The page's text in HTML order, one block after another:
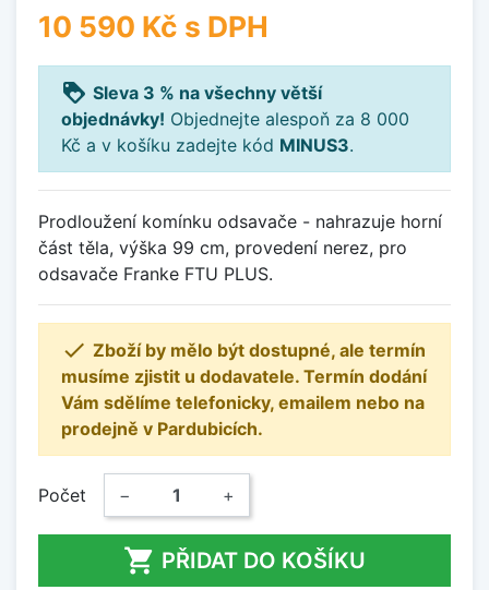
10 590 Kč s DPH
loyalty Sleva 3 % na všechny větší
objednávky! Objednejte alespoň za 8 000
Kč a v košíku zadejte kód MINUS3.
Prodloužení komínku odsavače - nahrazuje horní
část těla, výška 99 cm, provedení nerez, pro
odsavače Franke FTU PLUS.
 Zboží by mělo být dostupné, ale termín
musíme zjistit u dodavatele. Termín dodání
Vám sdělíme telefonicky, emailem nebo na
prodejně v Pardubicích.
Počet − +
 PŘIDAT DO KOŠÍKU